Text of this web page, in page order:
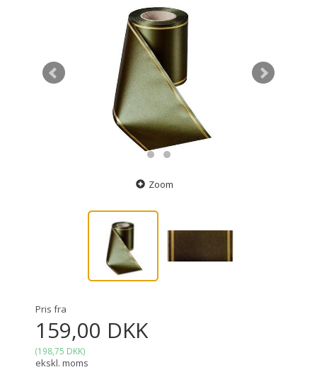
Zoom
Pris fra
159,00 DKK
(198,75 DKK)
ekskl. moms